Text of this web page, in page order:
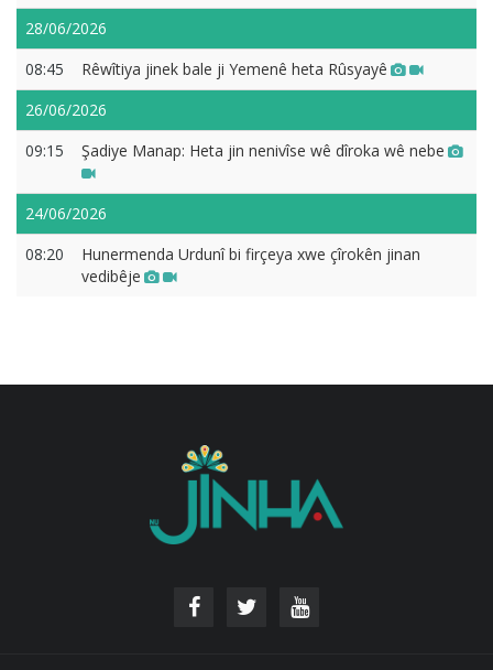
28/06/2026
08:45
Rêwîtiya jinek bale ji Yemenê heta Rûsyayê
26/06/2026
09:15
Şadiye Manap: Heta jin nenivîse wê dîroka wê nebe
24/06/2026
08:20
Hunermenda Urdunî bi firçeya xwe çîrokên jinan
vedibêje